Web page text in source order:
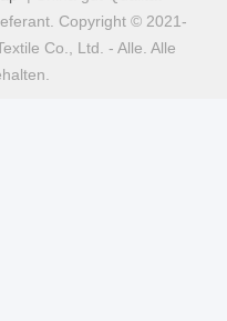
Copyright © 2021-
Co., Ltd. - Alle. Alle